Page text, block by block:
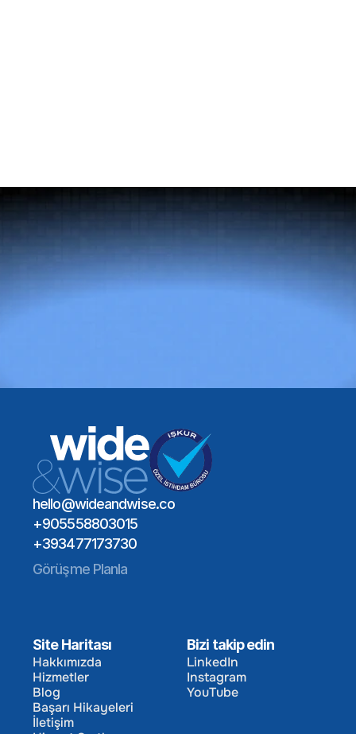
Doğru
Bir Toplantı Planlayın
hello@wideandwise.co
+905558803015
+393477173730
Görüşme Planla
Site Haritası
Hakkımızda
Hakkımızda
Hizmetler
Hizmetler
Blog
Blog
Başarı Hikayeleri
Başarı Hikayeleri
İletişim
Bizi takip edin
LinkedIn
LinkedIn
Instagram
Instagram
YouTube